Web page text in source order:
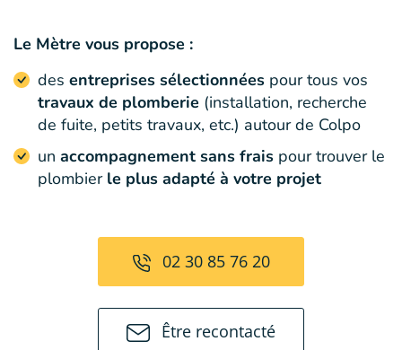
Le Mètre vous propose :
des entreprises sélectionnées pour tous vos
travaux de plomberie (installation, recherche
de fuite, petits travaux, etc.) autour de Colpo
un accompagnement sans frais pour trouver le
plombier le plus adapté à votre projet
02 30 85 76 20
Être recontacté